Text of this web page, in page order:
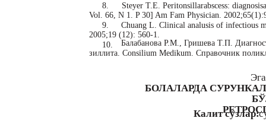
Калит сўзлар:
8.
Steyer T.E. Peritonsillarabscess:
Vol. 66, N 1. P 30] Am Fam Physician.
9.
Chuang L. Clinical analusis of infectious
2005;19 (12): 560-1.
10.
Балабанова Р.М., Гришева Т.П.
зиллита. Consilium Medikum. Справочник
БОЛАЛАРДА